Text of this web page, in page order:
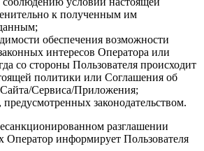
к полученным им
обеспечения возможности
интересов Оператора или
со стороны Пользователя происходит
политики или Соглашения об
Сервиса/Приложения;
законодательством.
разглашении
Оператор информирует Пользователя